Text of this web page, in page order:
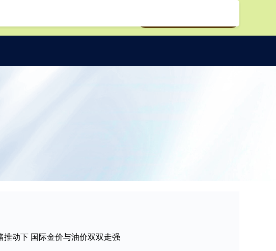
推动下 国际金价与油价双双走强